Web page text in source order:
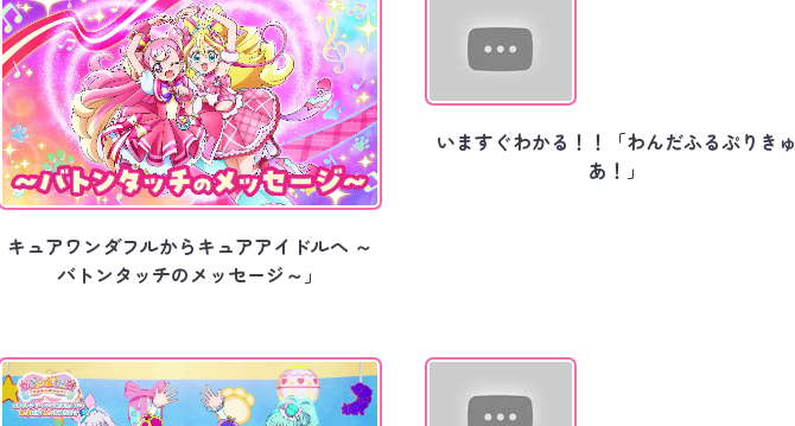
キュアワンダフルからキュアアイドルへ ～
バトンタッチのメッセージ～」
いますぐわかる！！「わんだふるぷりきゅ
あ！」